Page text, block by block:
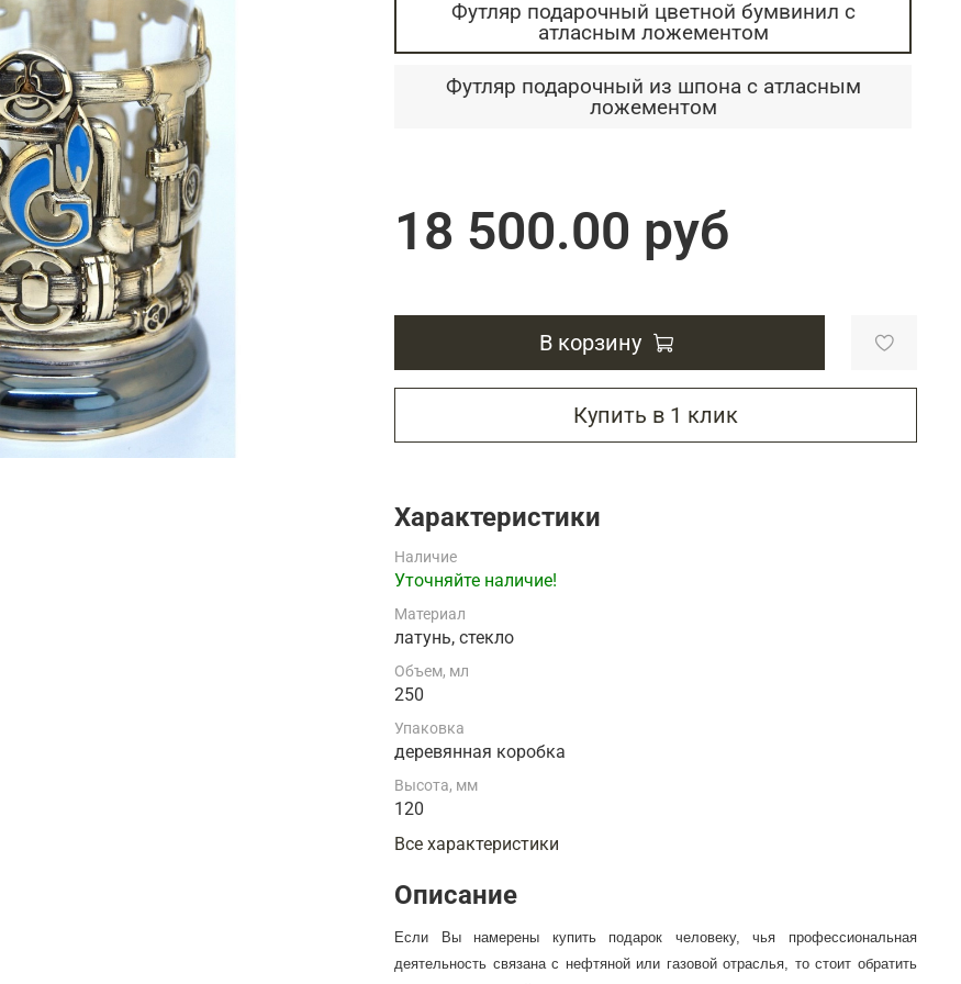
страховщику
строителю
учителю
Подарки энергетику
Подарки юристу
Футляр подарочный цветной бумвинил с
атласным ложементом
Футляр подарочный из шпона с атласным
ложементом
18 500.00 руб
В корзину
Купить в 1 клик
Характеристики
Наличие
Уточняйте наличие!
Материал
латунь, стекло
Объем, мл
250
Упаковка
деревянная коробка
Высота, мм
120
Все характеристики
Описание
Если Вы намерены купить подарок человеку, чья профессиональная
деятельность связана с нефтяной или газовой отраслья, то стоит обратить